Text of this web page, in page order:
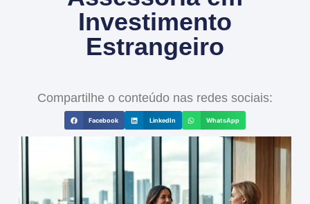
Investimento
Estrangeiro
Compartilhe o conteúdo nas redes sociais:
Facebook LinkedIn WhatsApp